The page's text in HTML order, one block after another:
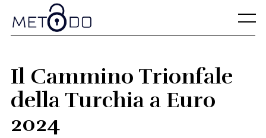
content
Menu
Il Cammino Trionfale
della Turchia a Euro
2024